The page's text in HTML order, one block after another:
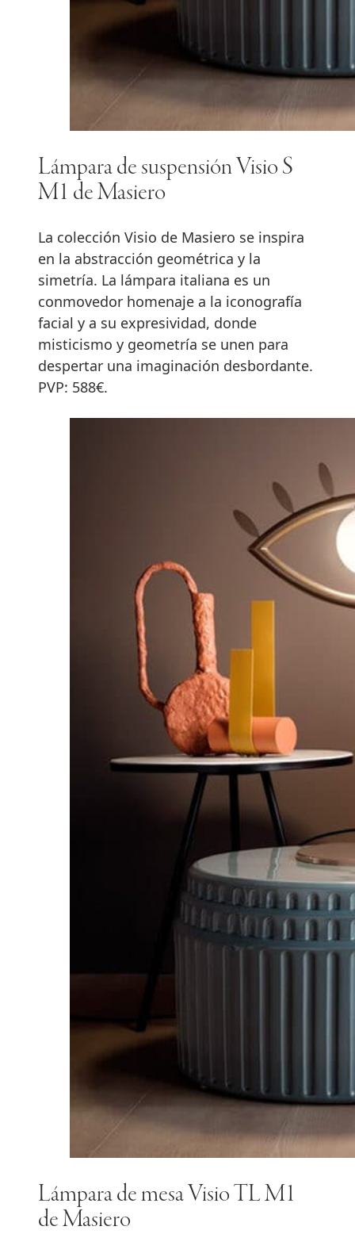
Lámpara de suspensión Visio S
M1 de Masiero
La colección Visio de Masiero se inspira
en la abstracción geométrica y la
simetría. La lámpara italiana es un
conmovedor homenaje a la iconografía
facial y a su expresividad, donde
misticismo y geometría se unen para
despertar una imaginación desbordante.
PVP: 588€.
Lámpara de mesa Visio TL M1
de Masiero